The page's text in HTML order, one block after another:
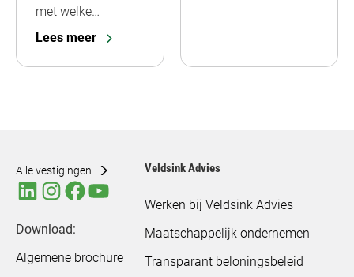
met welke…
Lees meer
Alle vestigingen
Download:
Algemene brochure
Veldsink Advies
Werken bij Veldsink Advies
Maatschappelijk ondernemen
Transparant beloningsbeleid